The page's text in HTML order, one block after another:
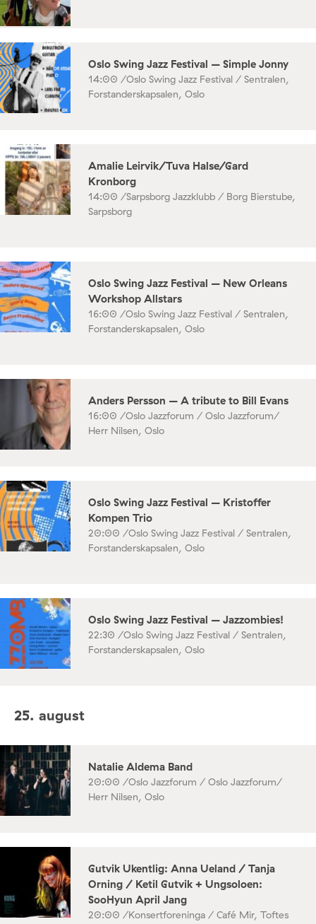
Oslo Swing Jazz Festival – Simple Jonny
14:00 /Oslo Swing Jazz Festival / Sentralen,
Forstanderskapsalen, Oslo
Amalie Leirvik/Tuva Halse/Gard
Kronborg
14:00 /Sarpsborg Jazzklubb / Borg Bierstube,
Sarpsborg
Oslo Swing Jazz Festival – New Orleans
Workshop Allstars
16:00 /Oslo Swing Jazz Festival / Sentralen,
Forstanderskapsalen, Oslo
Anders Persson – A tribute to Bill Evans
16:00 /Oslo Jazzforum / Oslo Jazzforum/
Herr Nilsen, Oslo
Oslo Swing Jazz Festival – Kristoffer
Kompen Trio
20:00 /Oslo Swing Jazz Festival / Sentralen,
Forstanderskapsalen, Oslo
Oslo Swing Jazz Festival – Jazzombies!
22:30 /Oslo Swing Jazz Festival / Sentralen,
Forstanderskapsalen, Oslo
25. august
Natalie Aldema Band
20:00 /Oslo Jazzforum / Oslo Jazzforum/
Herr Nilsen, Oslo
Gutvik Ukentlig: Anna Ueland / Tanja
Orning / Ketil Gutvik + Ungsoloen:
SooHyun April Jang
20:00 /Konsertforeninga / Café Mir, Toftes